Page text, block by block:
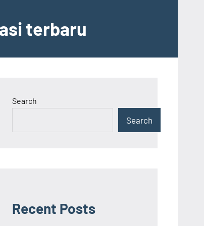
terbaru
Search
Search
Recent Posts